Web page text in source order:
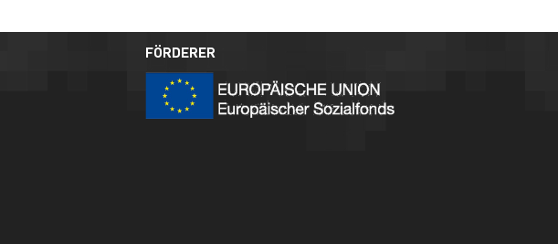
FÖRDERER